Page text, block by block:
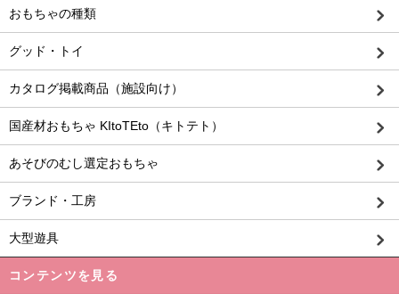
おもちゃの種類
グッド・トイ
カタログ掲載商品（施設向け）
国産材おもちゃ KItoTEto（キトテト）
あそびのむし選定おもちゃ
ブランド・工房
大型遊具
コンテンツを見る